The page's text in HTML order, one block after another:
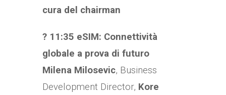
cura del chairman
? 11:35 eSIM: Connettività
globale a prova di futuro
Milena Milosevic, Business
Development Director, Kore